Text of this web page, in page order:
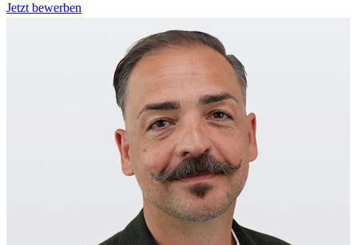
Jetzt bewerben